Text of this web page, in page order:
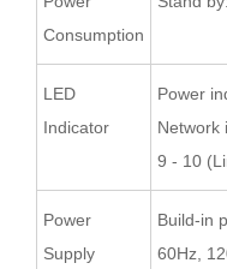
Consumption
LED
Indicator
Power
Network
9 - 10
Power
Supply
Build-in
60Hz,